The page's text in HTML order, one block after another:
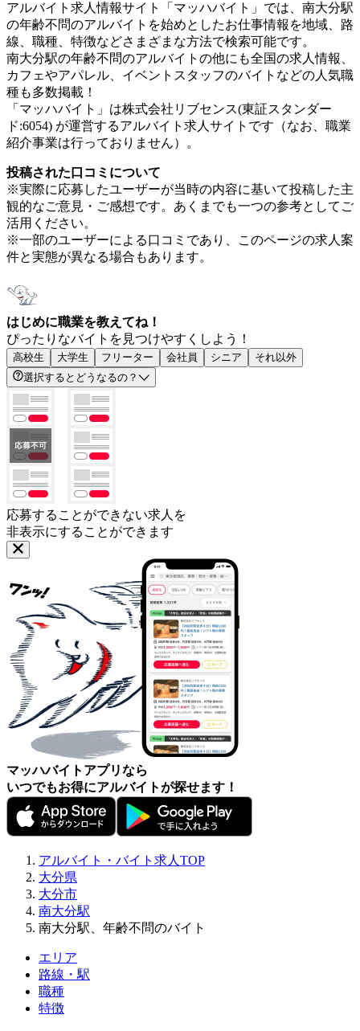
アルバイト求人情報サイト「マッハバイト」では、南大分駅
の年齢不問のアルバイトを始めとしたお仕事情報を地域、路
線、職種、特徴などさまざまな方法で検索可能です。
南大分駅の年齢不問のアルバイトの他にも全国の求人情報、
カフェやアパレル、イベントスタッフのバイトなどの人気職
種も多数掲載！
「マッハバイト」は株式会社リブセンス(東証スタンダー
ド:6054) が運営するアルバイト求人サイトです（なお、職業
紹介事業は行っておりません）。
投稿された口コミについて
※実際に応募したユーザーが当時の内容に基いて投稿した主
観的なご意見・ご感想です。あくまでも一つの参考としてご
活用ください。
※一部のユーザーによる口コミであり、このページの求人案
件と実態が異なる場合もあります。
はじめに職業を教えてね！
ぴったりなバイトを見つけやすくしよう！
高校生 大学生 フリーター 会社員 シニア
それ以外
選択するとどうなるの？
応募することができない求人を
非表示にすることができます
マッハバイトアプリなら
いつでもお得にアルバイトが探せます！
アルバイト・バイト求人TOP
大分県
大分市
南大分駅
南大分駅、年齢不問のバイト
エリア
路線・駅
職種
特徴